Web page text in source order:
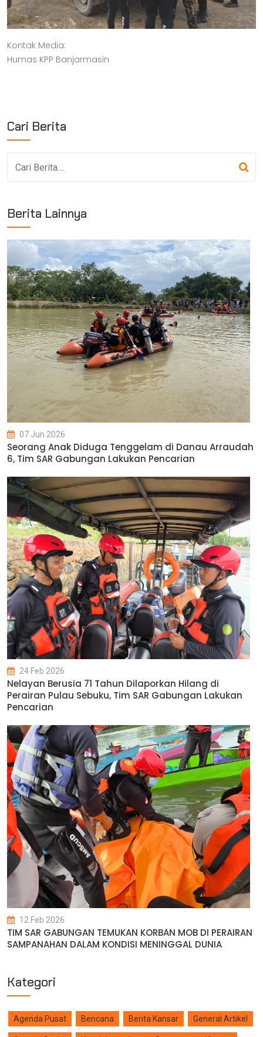
Kontak Media:
Humas KPP Banjarmasin
Cari Berita
Berita Lainnya
07 Jun 2026
Seorang Anak Diduga Tenggelam di Danau Arraudah
6, Tim SAR Gabungan Lakukan Pencarian
24 Feb 2026
Nelayan Berusia 71 Tahun Dilaporkan Hilang di
Perairan Pulau Sebuku, Tim SAR Gabungan Lakukan
Pencarian
12 Feb 2026
TIM SAR GABUNGAN TEMUKAN KORBAN MOB DI PERAIRAN
SAMPANAHAN DALAM KONDISI MENINGGAL DUNIA
Kategori
Agenda Pusat Bencana Berita Kansar General Artikel